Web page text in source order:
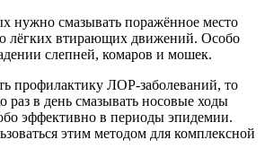
нужно смазывать поражённое место
лёгких втирающих движений. Особо
слепней, комаров и мошек.
профилактику ЛОР-заболеваний, то
раз в день смазывать носовые ходы
эффективно в периоды эпидемии.
этим методом для комплексной